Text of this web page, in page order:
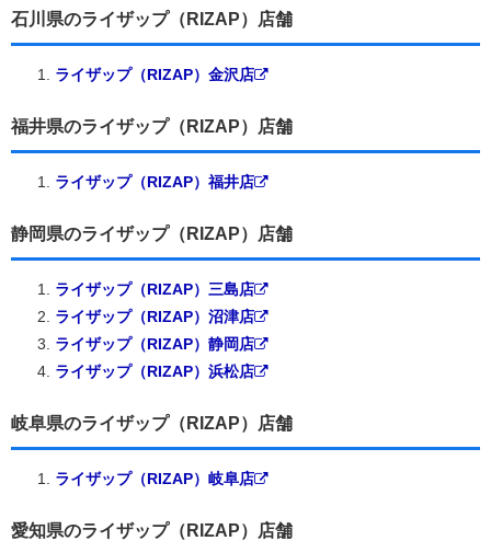
石川県のライザップ（RIZAP）店舗
ライザップ（RIZAP）金沢店
福井県のライザップ（RIZAP）店舗
ライザップ（RIZAP）福井店
静岡県のライザップ（RIZAP）店舗
ライザップ（RIZAP）三島店
ライザップ（RIZAP）沼津店
ライザップ（RIZAP）静岡店
ライザップ（RIZAP）浜松店
岐阜県のライザップ（RIZAP）店舗
ライザップ（RIZAP）岐阜店
愛知県のライザップ（RIZAP）店舗